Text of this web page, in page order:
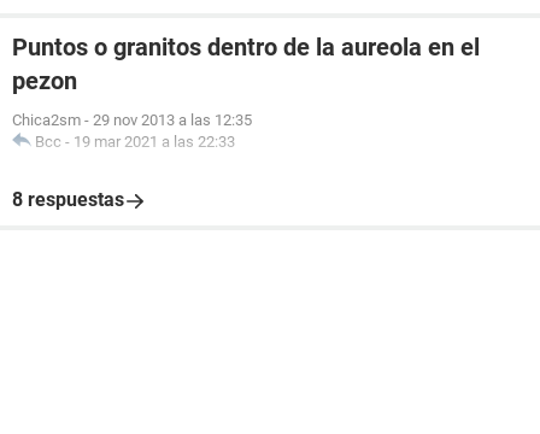
Puntos o granitos dentro de la aureola en el
pezon
Chica2sm - 29 nov 2013 a las 12:35
Bcc - 19 mar 2021 a las 22:33
8 respuestas